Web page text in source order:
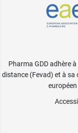
Pharma GDD adhère
distance (Fevad) et à sa